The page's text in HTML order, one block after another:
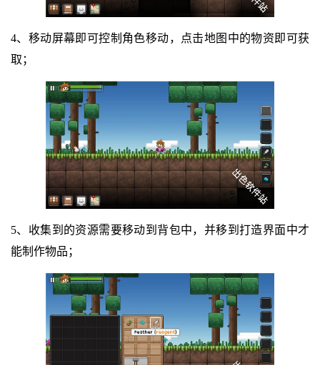
4、移动屏幕即可控制角色移动，点击地图中的物资即可获
取；
5、收集到的资源需要移动到背包中，并移到打造界面中才
能制作物品；